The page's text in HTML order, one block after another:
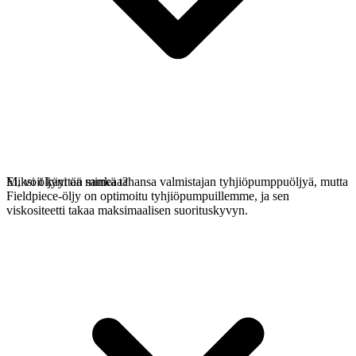
Ei, voit käyttää minkä tahansa valmistajan tyhjiöpumppuöljyä, mutta
Fieldpiece-öljy on optimoitu tyhjiöpumpuillemme, ja sen
viskositeetti takaa maksimaalisen suorituskyvyn.
Miksi öljyni on sameaa?